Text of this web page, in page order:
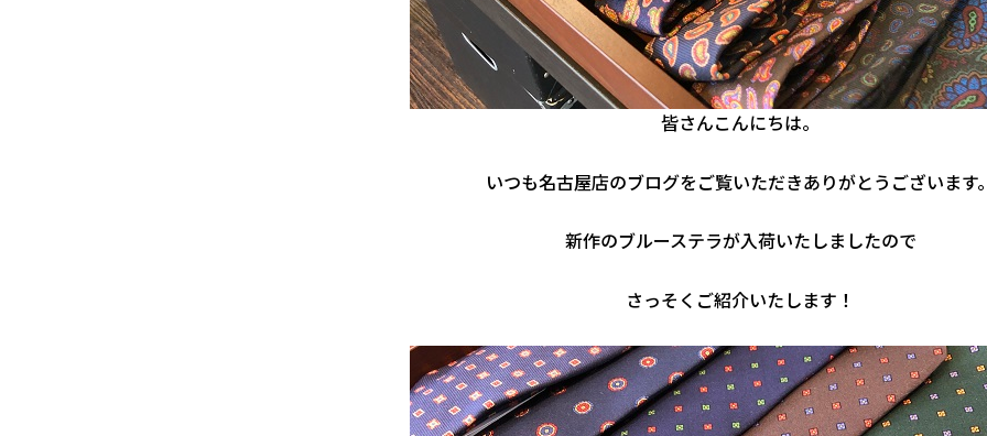
皆さんこんにちは。
いつも名古屋店のブログをご覧いただきありがとうございます
新作のブルーステラが入荷いたしましたので
さっそくご紹介いたします！